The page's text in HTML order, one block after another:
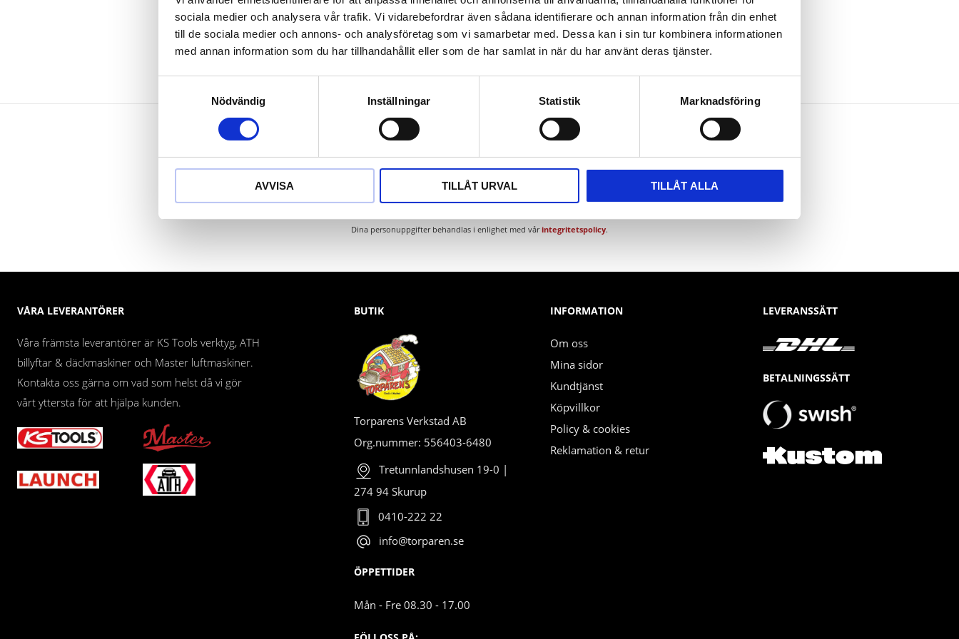
sociala medier och analysera vår trafik. Vi vidarebefordrar även sådana identifierare och annan information från din enhet
till de sociala medier och annons- och analysföretag som vi samarbetar med. Dessa kan i sin tur kombinera informationen
med annan information som du har tillhandahållit eller som de har samlat in när du har använt deras tjänster.
Nödvändig
Inställningar Statistik Marknadsföring
AVVISA TILLÅT URVAL TILLÅT ALLA
Krom vanadium
Dina personuppgifter behandlas i enlighet med vårintegritetspolicy.
VÅRA LEVERANTÖRER
Våra främsta leverantörer är KS Tools verktyg, ATH
billyftar & däckmaskiner och Master luftmaskiner.
Kontakta oss gärna om vad som helst då vi gör
vårt yttersta för att hjälpa kunden.
BUTIK
Torparens Verkstad AB
Org.nummer: 556403-6480
Tretunnlandshusen 19-0 |
274 94 Skurup
0410-222 22
info@torparen.se
ÖPPETTIDER
Mån - Fre 08.30 - 17.00
INFORMATION
Om oss
Mina sidor
Kundtjänst
Köpvillkor
Policy & cookies
Reklamation & retur
LEVERANSSÄTT
BETALNINGSSÄTT